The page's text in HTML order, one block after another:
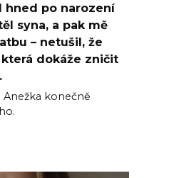
hned po narození
syna, a pak mě
– netušil, že
dokáže zničit
Anežka konečně